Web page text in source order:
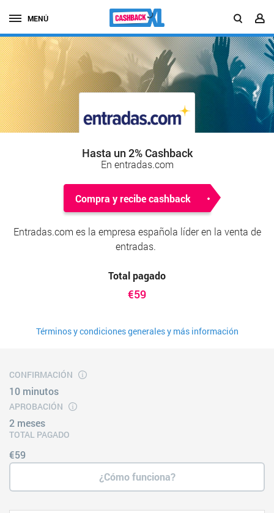
MENÚ
Hasta un 2% Cashback
En entradas.com
Compra y recibe cashback
Entradas.com es la empresa española líder en la venta de
entradas.
Total pagado
€59
Términos y condiciones generales y más información
CONFIRMACIÓN
10 minutos
APROBACIÓN
2 meses
TOTAL PAGADO
€59
¿Cómo funciona?